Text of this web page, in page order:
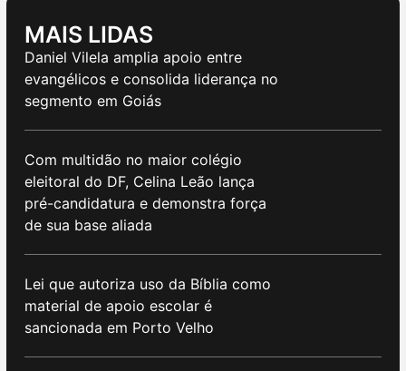
MAIS LIDAS
Daniel Vilela amplia apoio entre
evangélicos e consolida liderança no
segmento em Goiás
Com multidão no maior colégio
eleitoral do DF, Celina Leão lança
pré-candidatura e demonstra força
de sua base aliada
Lei que autoriza uso da Bíblia como
material de apoio escolar é
sancionada em Porto Velho